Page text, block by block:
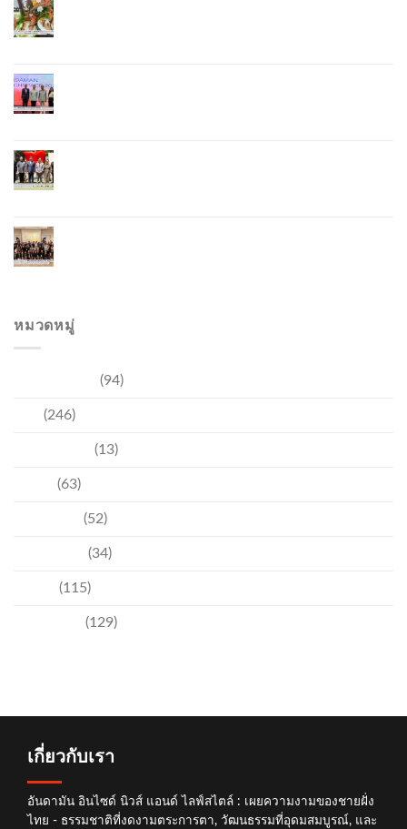
หมวดหมู่
(94)
(246)
(13)
(63)
(52)
(34)
(115)
(129)
เกี่ยวกับเรา
อันดามัน อินไซด์ นิวส์ แอนด์ ไลฟ์สไตล์ : เผยความงามของชายฝั่ง
ไทย - ธรรมชาติที่งดงามตระการตา, วัฒนธรรมที่อุดมสมบูรณ์, และ